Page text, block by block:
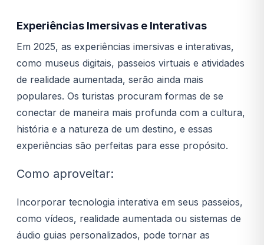
Experiências Imersivas e Interativas
Em 2025, as experiências imersivas e interativas,
como museus digitais, passeios virtuais e atividades
de realidade aumentada, serão ainda mais
populares. Os turistas procuram formas de se
conectar de maneira mais profunda com a cultura,
história e a natureza de um destino, e essas
experiências são perfeitas para esse propósito.
Como aproveitar:
Incorporar tecnologia interativa em seus passeios,
como vídeos, realidade aumentada ou sistemas de
áudio guias personalizados, pode tornar as